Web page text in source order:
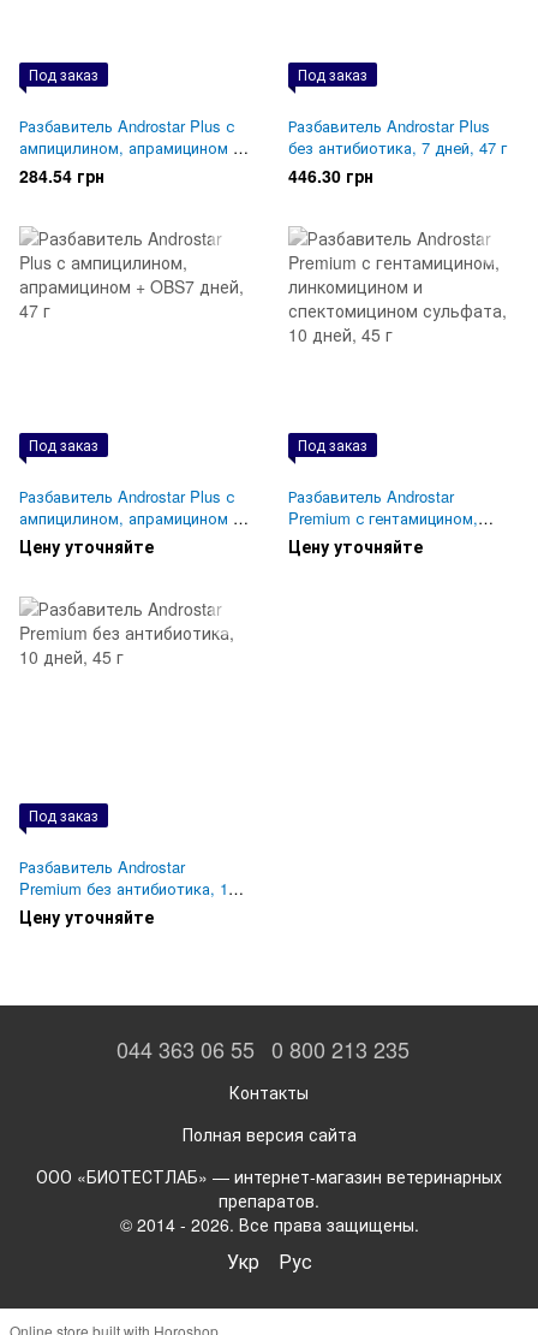
Под заказ
Разбавитель Androstar Plus с
ампицилином, апрамицином +
OBS7 дней, 47 г
284.54 грн
Под заказ
Разбавитель Androstar Plus
без антибиотика, 7 дней, 47 г
446.30 грн
Под заказ
Разбавитель Androstar Plus с
ампицилином, апрамицином +
OBS7 дней, 47 г
Цену уточняйте
Под заказ
Разбавитель Androstar
Premium с гентамицином,
линкомицином и
спектомицином сульфата, 10
Цену уточняйте
Под заказ
Разбавитель Androstar
Premium без антибиотика, 10
дней, 45 г
Цену уточняйте
044 363 06 55 0 800 213 235
Контакты
Полная версия сайта
ООО «БИОТЕСТЛАБ» — интернет-магазин ветеринарных
препаратов.
© 2014 - 2026. Все права защищены.
Укр Рус